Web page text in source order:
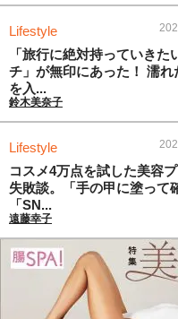
Lifestyle
「旅行に絶対持っていきた
チ」が無印にあった！ 濡れ
を入...
鈴木美奈子
Lifestyle
コスメ4万点を試した美容
失敗談。「手の甲に塗って
「SN...
遠藤幸子